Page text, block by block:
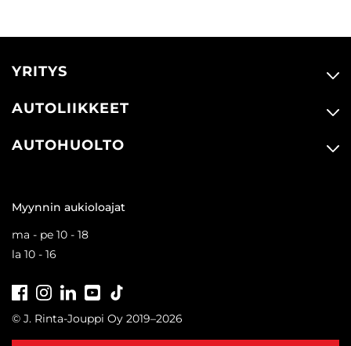
YRITYS
AUTOLIIKKEET
AUTOHUOLTO
Myynnin aukioloajat
ma - pe 10 - 18
la 10 - 16
FacebookInstagramLinkedInYoutube
© J. Rinta-Jouppi Oy 2019–2026